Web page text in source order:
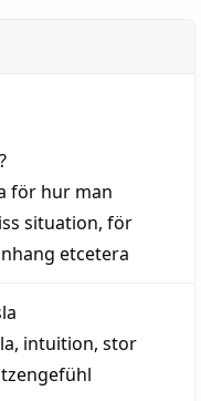
?
för hur man
situation, för
etcetera
, intuition, stor